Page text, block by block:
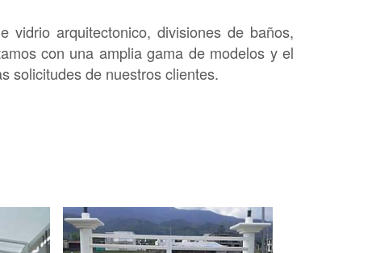
vidrio arquitectonico, divisiones de baños,
con una amplia gama de modelos y el
solicitudes de nuestros clientes.